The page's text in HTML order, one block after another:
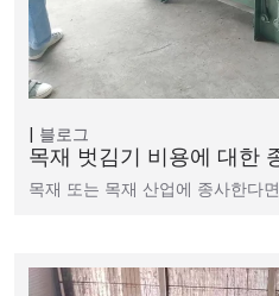
블로그
목재 벗김기 비용에 대한
목재 또는 목재 산업에 종사한다